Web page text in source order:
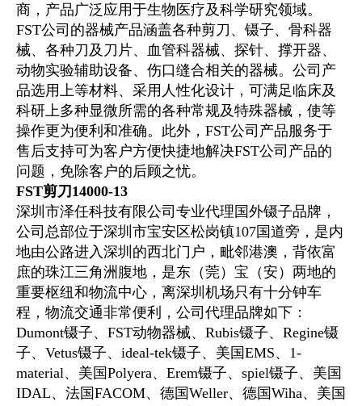
商，产品广泛应用于生物医疗及科学研究领域。
FST公司的器械产品涵盖各种剪刀、镊子、骨科器
械、各种刀及刀片、血管科器械、探针、撑开器、
动物实验辅助设备、伤口缝合相关的器械。公司产
品选用 上等材料、采用人性化设计，可满足临床及
科研上多种显微所需的各种常规及特殊器械，使等
操作更为便利和准确。此外，FST公司产品服务于
售后支持可为客户方便快捷地解决FST公司产品的
问题，免除客户的后顾之忧。
FST剪刀14000-13
深圳市泽任科技有限公司专业代理国外镊子品牌，
公司总部位于深圳市宝安区松岗镇107国道旁，是内
地由公路进入深圳的西北门户，毗邻港澳，背依富
庶的珠江三角洲腹地，是东（莞）宝（安）两地的
重要枢纽和物流中心，离深圳机场只有十分钟车
程，物流交通非常便利，公司代理品牌如下：
Dumont镊子、FST动物器械、Rubis镊子、 Regine镊
子、Vetus镊子、 ideal-tek镊子、美国EMS、1-
material、美国Polyera、Erem镊子、spiel镊子、美国
IDAL、法国FACOM、德国Weller、德国Wiha、美国